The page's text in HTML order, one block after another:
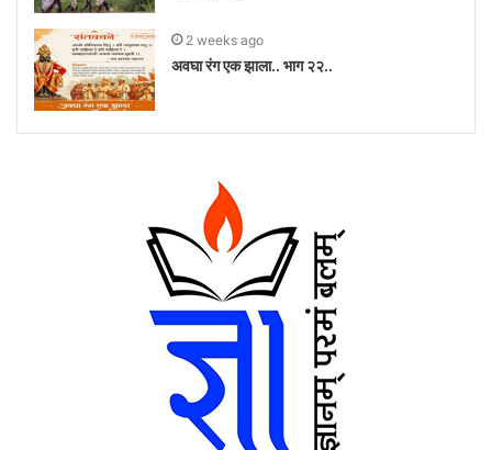
2 weeks ago
अवघा रंग एक झाला.. भाग २२..